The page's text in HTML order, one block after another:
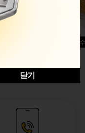
허니옥
닫기